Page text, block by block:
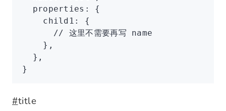
  properties
:
{
    child1
:
{
      // 这里不需要再写 name
    }
,
  }
,
}
#title